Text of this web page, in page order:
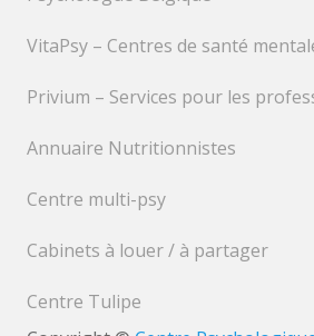
VitaPsy – Centres de santé
Privium – Services pour les
Annuaire Nutritionnistes
Centre multi-psy
Cabinets à louer / à partager
Centre Tulipe